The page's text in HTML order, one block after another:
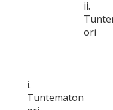
i.
Tuntematon
ii.
ori